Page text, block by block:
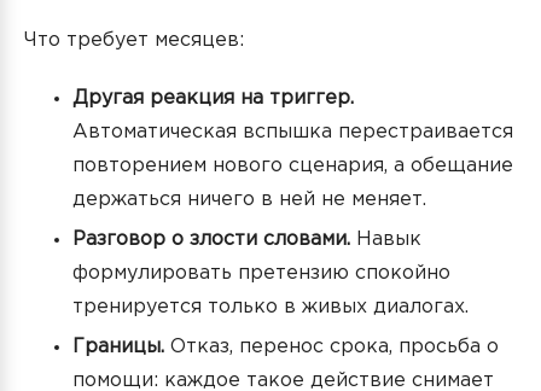
Что требует месяцев:
Другая реакция на триггер.
Автоматическая вспышка перестраивается
повторением нового сценария, а обещание
держаться ничего в ней не меняет.
Разговор о злости словами. Навык
формулировать претензию спокойно
тренируется только в живых диалогах.
Границы. Отказ, перенос срока, просьба о
помощи: каждое такое действие снимает